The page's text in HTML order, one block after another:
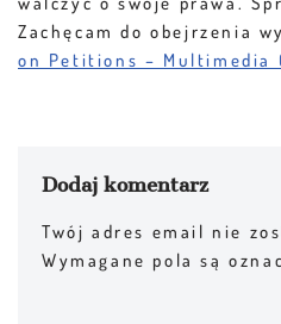
Zachęcam do obejrzenia
on Petitions – Multimedia
Dodaj komentarz
Twój adres email nie
Wymagane pola są